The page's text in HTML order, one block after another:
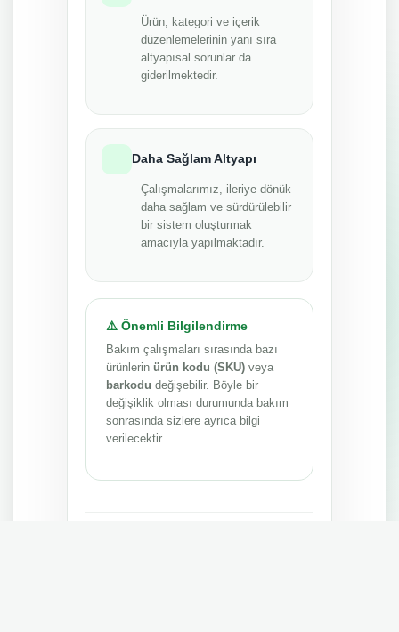
Ürün, kategori ve içerik
düzenlemelerinin yanı sıra
altyapısal sorunlar da
giderilmektedir.
Daha Sağlam Altyapı
Çalışmalarımız, ileriye dönük
daha sağlam ve sürdürülebilir
bir sistem oluşturmak
amacıyla yapılmaktadır.
⚠️ Önemli Bilgilendirme
Bakım çalışmaları sırasında bazı
ürünlerin ürün kodu (SKU) veya
barkodu değişebilir. Böyle bir
değişiklik olması durumunda bakım
sonrasında sizlere ayrıca bilgi
verilecektir.